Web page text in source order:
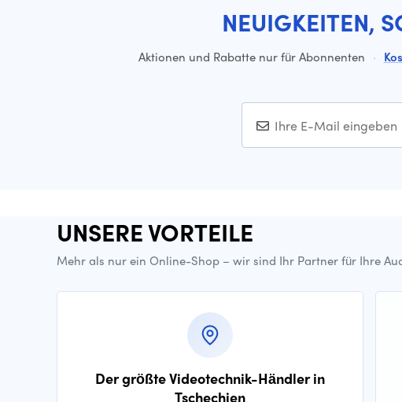
NEUIGKEITEN,
Aktionen und Rabatte nur für Abonnenten ·
UNSERE VORTEILE
Mehr als nur ein Online-Shop – wir sind Ihr Partner für Ihre
Der größte Videotechnik-Händler in
Tschechien